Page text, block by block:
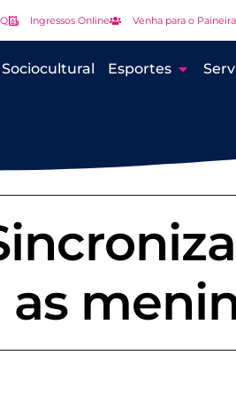
Ingressos Online Venha para o
Sociocultural Esportes